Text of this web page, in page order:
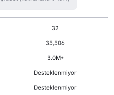
32
35,506
3.0M+
Desteklenmiyor
Desteklenmiyor